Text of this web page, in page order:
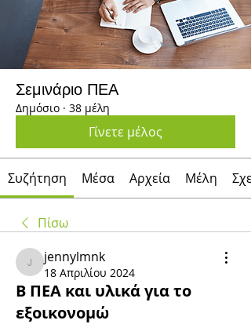
Σεμινάριο ΠΕΑ
Δημόσιο · 38 μέλη
Γίνετε μέλος
Συζήτηση Μέσα Αρχεία Μέλη
Πίσω
jennylmnk
jennylmnk
18 Απριλίου 2024
Β ΠΕΑ και υλικά για το
εξοικονομώ